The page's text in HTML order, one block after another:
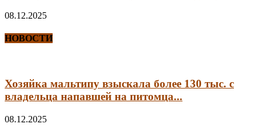
08.12.2025
НОВОСТИ
Хозяйка мальтипу взыскала более 130 тыс. с
владельца напавшей на питомца...
08.12.2025